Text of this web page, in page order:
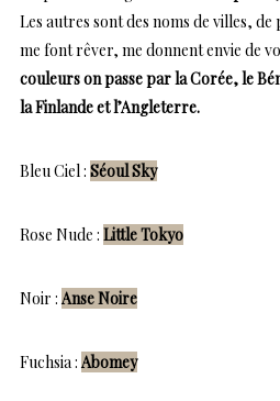
Les autres sont des noms de villes, de
me font rêver, me donnent envie de
couleurs on passe par la Corée, le
la Finlande et l’Angleterre.
Bleu Ciel : Séoul Sky
Rose Nude : Little Tokyo
Noir : Anse Noire
Fuchsia : Abomey